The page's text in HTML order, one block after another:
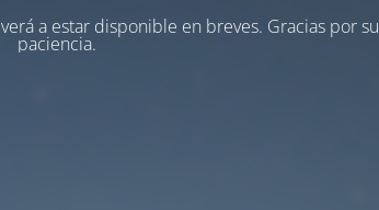
a estar disponible en breves. Gracias por su
paciencia.